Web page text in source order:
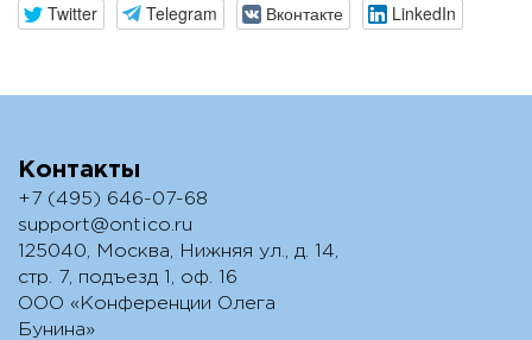
Twitter Telegram Вконтакте LinkedIn
Контакты
+7 (495) 646-07-68
support@ontico.ru
125040, Москва, Нижняя ул., д. 14,
стр. 7, подъезд 1, оф. 16
ООО «Конференции Олега
Бунина»